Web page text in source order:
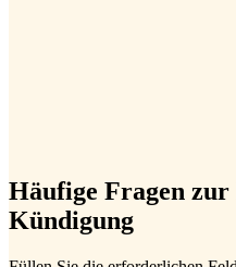
Häufige Fragen zur
Kündigung